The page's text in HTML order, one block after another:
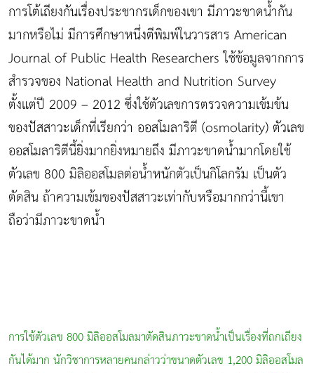
การโต้เถียงกันเรื่องประชากรเด็กของเขา มีภาวะขาดน้ำกัน
มากหรือไม่ มีการศึกษาหนึ่งตีพิมพ์ในวารสาร American
Journal of Public Health Researchers ใช้ข้อมูลจากการ
สำรวจของ National Health and Nutrition Survey
ตั้งแต่ปี 2009 – 2012 ซึ่งใช้ตัวเลขการตรวจความเข้มข้น
ของปัสสาวะเด็กที่เรียกว่า ออสโมลาริตี (osmolarity) ตัวเลข
ออสโมลาริตีนี้ยิ่งมากยิ่งหมายถึง มีภาวะขาดน้ำมากโดยใช้
ตัวเลข 800 มิลิออสโมลต่อน้ำหนักตัวเป็นกิโลกรัม เป็นตัว
ตัดสิน ถ้าความเข้มของปัสสาวะเท่ากับหรือมากกว่านี้เขา
ถือว่ามีภาวะขาดน้ำ
การใช้ตัวเลข 800 มิลิออสโมลมาตัดสินภาวะขาดน้ำเป็นเรื่องที่ถกเถียง
กันได้มาก นักวิชาการหลายคนกล่าวว่าขนาดตัวเลข 1,200 มิลิออสโมล